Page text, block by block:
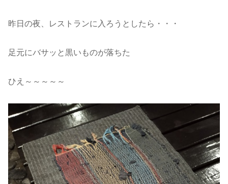
昨日の夜、レストランに入ろうとしたら・・・
足元にバサッと黒いものが落ちた
ひえ～～～～～